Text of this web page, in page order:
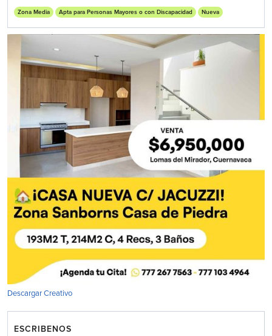
Zona Media Apta para Personas Mayores o con Discapacidad Nueva
Descargar Creativo
ESCRIBENOS